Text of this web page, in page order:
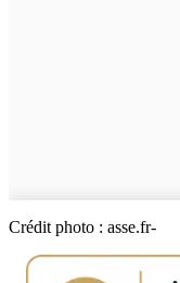
Crédit photo : asse.fr-